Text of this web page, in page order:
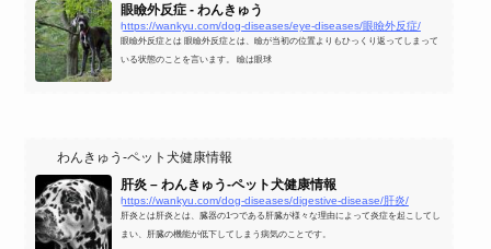
眼瞼外反症 - わんきゅう
https://wankyu.com/dog-diseases/eye-diseases/眼瞼外反症/
眼瞼外反症とは 眼瞼外反症とは、瞼が当初の位置よりもひっくり返ってしまって
いる状態のことを言います。 瞼は眼球
わんきゅう-ペット犬健康情報
肝炎 – わんきゅう-ペット犬健康情報
https://wankyu.com/dog-diseases/digestive-disease/肝炎/
肝炎とは肝炎とは、臓器の1つである肝臓が様々な理由によって炎症を起こしてし
まい、肝臓の機能が低下してしまう病気のことです。